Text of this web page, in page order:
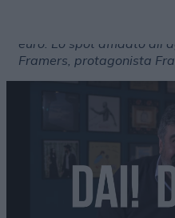
euro. Lo spot affidato
Framers, protagonista